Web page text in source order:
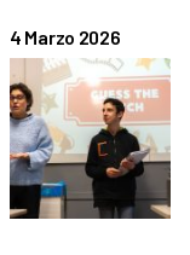
4 Marzo 2026